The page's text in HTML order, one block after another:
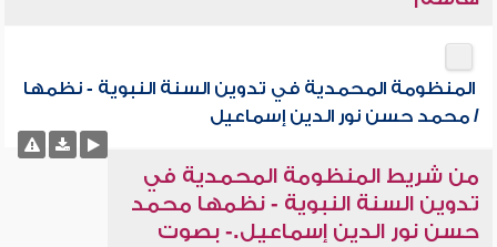
المنظومة المحمدية في تدوين السنة النبوية - نظمها
/ محمد حسن نور الدين إسماعيل
من شريط المنظومة المحمدية في
تدوين السنة النبوية - نظمها محمد
حسن نور الدين إسماعيل.- بصوت